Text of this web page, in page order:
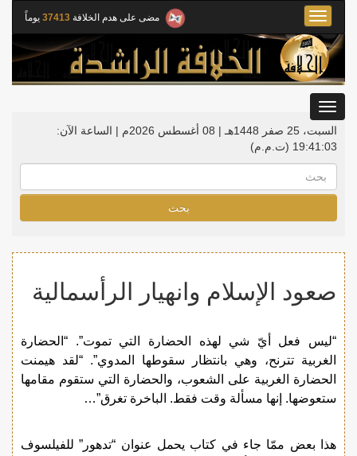
مضى على هدم الخلافة 37413 يوماً
Toggle
navigation
السبت، 25 صفر 1448هـ | 08 أغسطس 2026م |
الساعة الآن:
19:41:04 (ت.م.م)
بحث
صعود الإسلام وانهيار الرأسمالية
“ليس فعل أيّ شي لهذه الحضارة التي تموت”. “الحضارة
الغربية تترنح، وهي بانتظار سقوطها المدوي”. “لقد هيمنت
الحضارة الغربية على الشعوب، والحضارة التي ستقوم مقامها
ستعوضها. إنها مسألة وقت فقط. الباخرة تغرق”…
هذا بعض ممّا جاء في كتاب يحمل عنوان “تدهور” للفيلسوف